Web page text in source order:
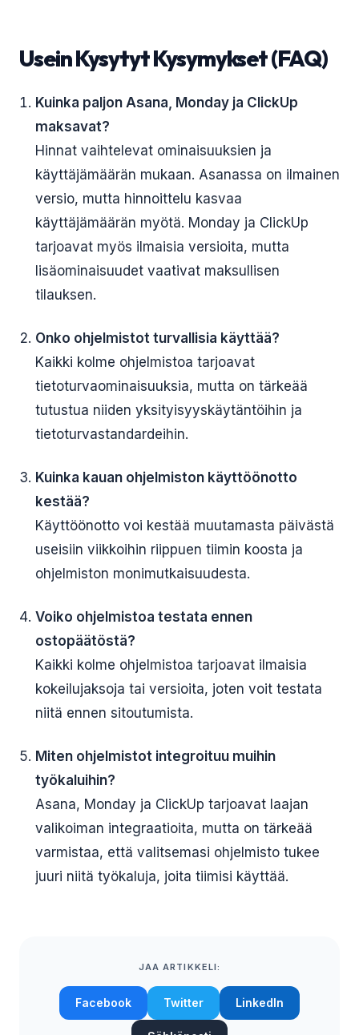
Usein Kysytyt Kysymykset (FAQ)
Kuinka paljon Asana, Monday ja ClickUp
maksavat?
Hinnat vaihtelevat ominaisuuksien ja
käyttäjämäärän mukaan. Asanassa on ilmainen
versio, mutta hinnoittelu kasvaa
käyttäjämäärän myötä. Monday ja ClickUp
tarjoavat myös ilmaisia versioita, mutta
lisäominaisuudet vaativat maksullisen
tilauksen.
Onko ohjelmistot turvallisia käyttää?
Kaikki kolme ohjelmistoa tarjoavat
tietoturvaominaisuuksia, mutta on tärkeää
tutustua niiden yksityisyyskäytäntöihin ja
tietoturvastandardeihin.
Kuinka kauan ohjelmiston käyttöönotto
kestää?
Käyttöönotto voi kestää muutamasta päivästä
useisiin viikkoihin riippuen tiimin koosta ja
ohjelmiston monimutkaisuudesta.
Voiko ohjelmistoa testata ennen
ostopäätöstä?
Kaikki kolme ohjelmistoa tarjoavat ilmaisia
kokeilujaksoja tai versioita, joten voit testata
niitä ennen sitoutumista.
Miten ohjelmistot integroituu muihin
työkaluihin?
Asana, Monday ja ClickUp tarjoavat laajan
valikoiman integraatioita, mutta on tärkeää
varmistaa, että valitsemasi ohjelmisto tukee
juuri niitä työkaluja, joita tiimisi käyttää.
JAA ARTIKKELI:
Facebook Twitter LinkedIn